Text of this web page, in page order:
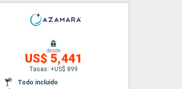
desde
US$ 5,441
Tasas: +US$ 899
Todo incluido